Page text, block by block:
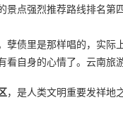
点强烈推荐路线排名第
孽债里是那样唱的，实
自身的心情了。云南旅
，是人类文明重要发祥地